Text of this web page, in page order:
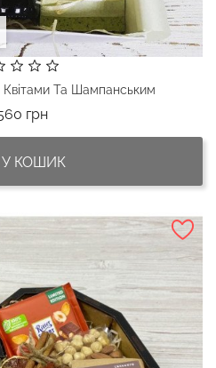
Квітами Та Шампанським
грнЦіна
У КОШИК